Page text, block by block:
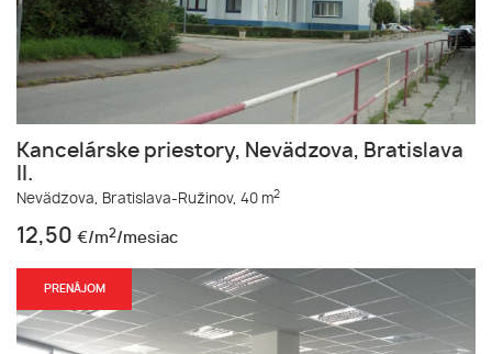
Kancelárske priestory, Nevädzova, Bratislava
II.
Nevädzova, Bratislava-Ružinov, 40 m2
12,50 €/m2/mesiac
PRENÁJOM